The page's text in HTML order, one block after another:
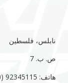
نابلس، فلسطين
ص. ب. 7‏
هاتف: 92345115 (0) 970‏‎+‎